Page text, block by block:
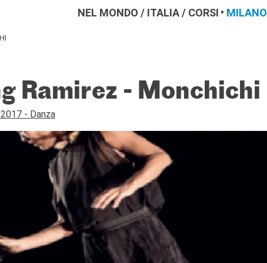
NEL MONDO / ITALIA/ CORSI MILANO
Ramirez - Monchichi
- Danza